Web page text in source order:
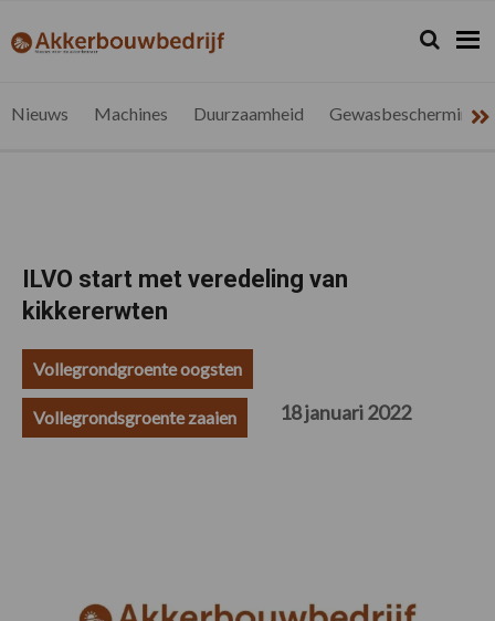
de
de
de
de
akkerbouwbedrijf.be
Nieuws
Zoeken...
Zoek
Nieuws Machines Duurzaamheid Gewasbescherming
ILVO start met veredeling van
kikkererwten
Vollegrondgroente oogsten
Vollegrondsgroente zaaien 18 januari 2022